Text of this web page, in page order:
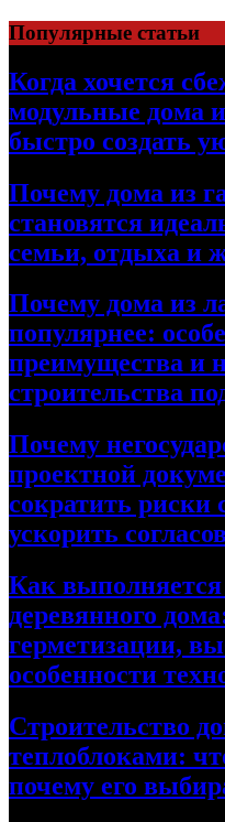
Перейти
к
содержимому
Популярные статьи
Когда хочется
модульные дома
быстро создать
Почему дома из
становятся
семьи, отдыха и
Почему дома из
популярнее:
преимущества и
строительства
Почему
проектной
сократить риски
ускорить
Как
деревянного
герметизации,
особенности
Строительство
теплоблоками:
почему его